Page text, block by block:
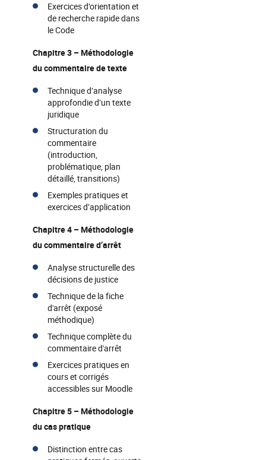
Exercices d’orientation et
de recherche rapide dans
le Code
Chapitre 3 – Méthodologie
du commentaire de texte
Technique d’analyse
approfondie d’un texte
juridique
Structuration du
commentaire
(introduction,
problématique, plan
détaillé, transitions)
Exemples pratiques et
exercices d’application
Chapitre 4 – Méthodologie
du commentaire d’arrêt
Analyse structurelle des
décisions de justice
Technique de la fiche
d'arrêt (exposé
méthodique)
Technique complète du
commentaire d'arrêt
Exercices pratiques en
cours et corrigés
accessibles sur Moodle
Chapitre 5 – Méthodologie
du cas pratique
Distinction entre cas